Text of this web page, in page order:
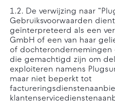
1.2. De verwijzing naar
Gebruiksvoorwaarden
geïnterpreteerd als een
GmbH of een van haar
of dochterondernemingen
die gemachtigd zijn om
exploiteren namens
maar niet beperkt tot